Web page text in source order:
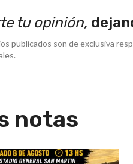
tu opinión,
publicados son de exclusiva
notas